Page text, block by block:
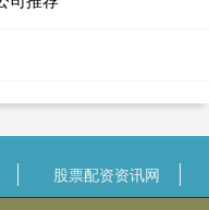
股票配资资讯网